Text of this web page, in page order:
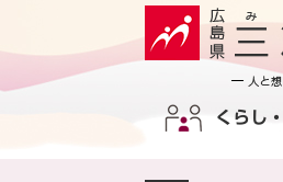
の
ー
くらし